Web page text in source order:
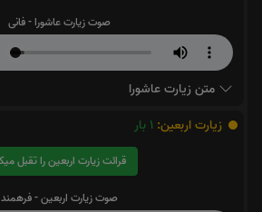
صوت زیارت عاشورا - فانی
متن زیارت عاشورا
زیارت اربعین: 1 بار
قرائت زیارت اربعین را تقبل میکنم
صوت زیارت اربعین - فرهمند